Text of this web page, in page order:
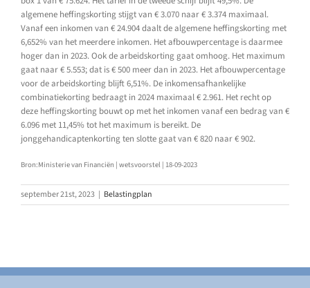
algemene heffingskorting stijgt van € 3.070 naar € 3.374 maximaal.
Vanaf een inkomen van € 24.904 daalt de algemene heffingskorting met
6,652% van het meerdere inkomen. Het afbouwpercentage is daarmee
hoger dan in 2023. Ook de arbeidskorting gaat omhoog. Het maximum
gaat naar € 5.553; dat is € 500 meer dan in 2023. Het afbouwpercentage
voor de arbeidskorting blijft 6,51%. De inkomensafhankelijke
combinatiekorting bedraagt in 2024 maximaal € 2.961. Het recht op
deze heffingskorting bouwt op met het inkomen vanaf een bedrag van €
6.096 met 11,45% tot het maximum is bereikt. De
jonggehandicaptenkorting ten slotte gaat van € 820 naar € 902.
Bron:Ministerie van Financiën | wetsvoorstel | 18-09-2023
september 21st, 2023 | Belastingplan